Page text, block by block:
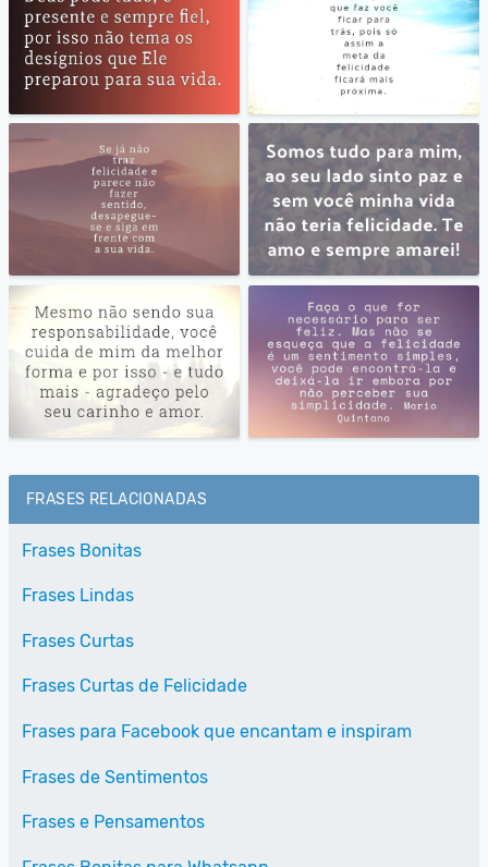
FRASES RELACIONADAS
Frases Bonitas
Frases Lindas
Frases Curtas
Frases Curtas de Felicidade
Frases para Facebook que encantam e inspiram
Frases de Sentimentos
Frases e Pensamentos